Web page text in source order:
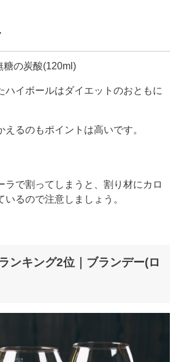
糖の炭酸(120ml)
ハイボールはダイエットのおともに
えるのもポイントは高いです。
ラで割ってしまうと、割り材にカロ
いるので注意しましょう。
ンキング2位｜ブランデー(ロ